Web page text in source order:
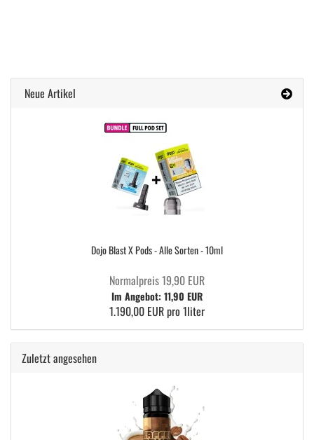
Neue Artikel
Dojo Blast X Pods - Alle Sorten - 10ml
Normalpreis 19,90 EUR
Im Angebot: 11,90 EUR
1.190,00 EUR pro 1liter
Zuletzt angesehen